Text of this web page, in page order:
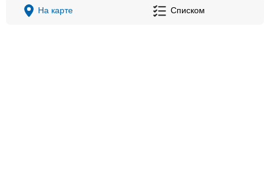
На карте Списком